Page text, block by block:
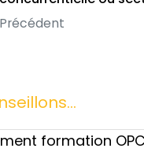
Précédent